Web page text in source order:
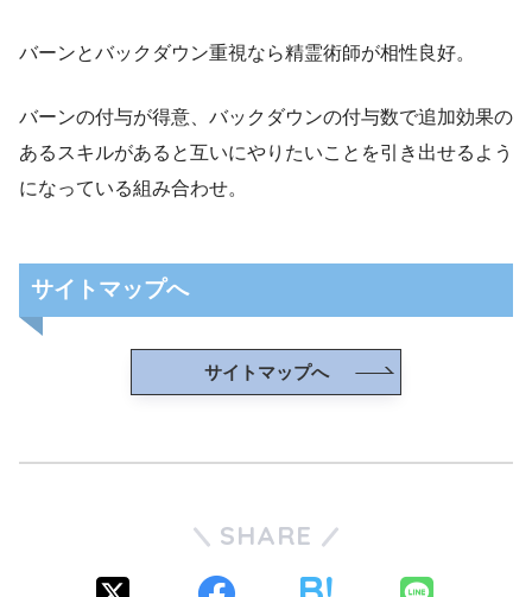
バーンとバックダウン重視なら精霊術師が相性良好。
バーンの付与が得意、バックダウンの付与数で追加効果の
あるスキルがあると互いにやりたいことを引き出せるよう
になっている組み合わせ。
サイトマップへ
サイトマップへ
SHARE